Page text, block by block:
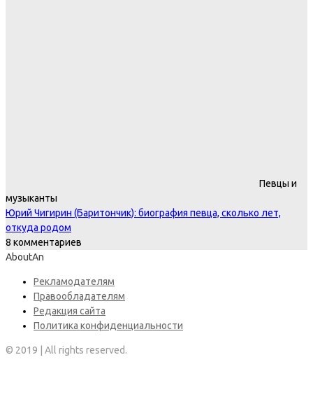
Певцы и
музыканты
Юрий Чигирин (Баритончик): биография певца, сколько лет,
откуда родом
8 комментариев
AboutAn
Рекламодателям
Правообладателям
Редакция сайта
Политика конфиденциальности
© 2019 | All rights reserved.